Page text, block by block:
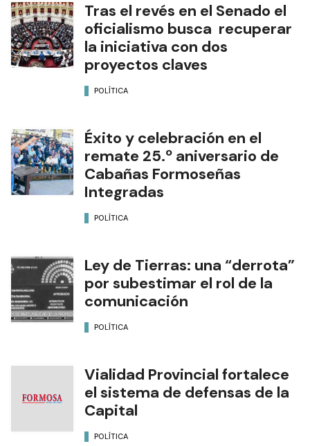
Tras el revés en el Senado el
oficialismo busca recuperar
la iniciativa con dos
proyectos claves
POLÍTICA
Éxito y celebración en el
remate 25.º aniversario de
Cabañas Formoseñas
Integradas
POLÍTICA
Ley de Tierras: una “derrota”
por subestimar el rol de la
comunicación
POLÍTICA
Vialidad Provincial fortalece
el sistema de defensas de la
Capital
POLÍTICA